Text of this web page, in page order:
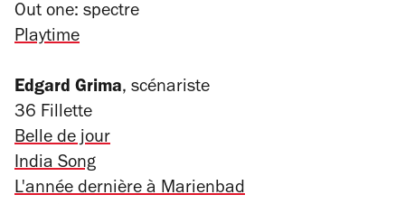
Out one: spectre
Playtime
Edgard Grima, scénariste
36 Fillette
Belle de jour
India Song
L'année dernière à Marienbad